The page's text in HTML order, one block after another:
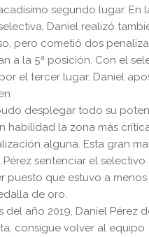
segundo lugar. En
Daniel realizó
pero cometió dos
a la 5ª posición. Con el
el tercer lugar, Daniel
desplegar todo su
habilidad la zona más
alguna. Esta gran
Pérez sentenciar el
puesto que estuvo a
de oro.
del año 2019, Daniel Pérez
consigue volver al equipo